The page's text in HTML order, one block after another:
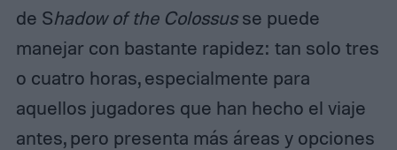
de Shadow of the Colossusse puede
manejar con bastante rapidez: tan solo tres
o cuatro horas, especialmente para
aquellos jugadores que han hecho el viaje
antes, pero presenta más áreas y opciones